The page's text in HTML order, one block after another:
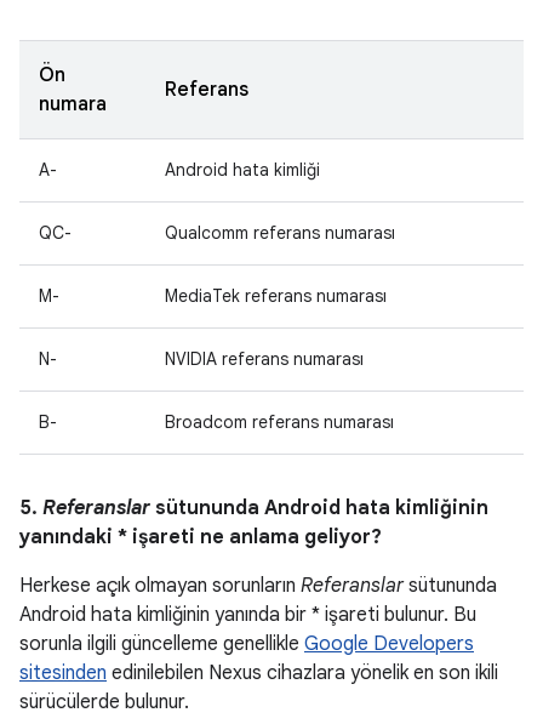
Ön
numara
Referans
A- Android hata kimliği
QC- Qualcomm referans numarası
M- MediaTek referans numarası
N- NVIDIA referans numarası
B- Broadcom referans numarası
5. Referanslar sütununda Android hata kimliğinin
yanındaki * işareti ne anlama geliyor?
Herkese açık olmayan sorunların Referanslarsütununda
Android hata kimliğinin yanında bir * işareti bulunur. Bu
sorunla ilgili güncelleme genellikle Google Developers
sitesinden edinilebilen Nexus cihazlara yönelik en son ikili
sürücülerde bulunur.